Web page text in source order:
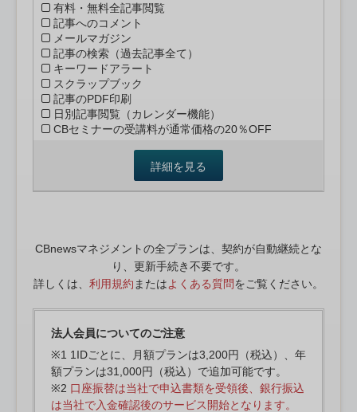
有料・無料全記事閲覧
記事へのコメント
メールマガジン
記事の検索（過去記事全て）
キーワードアラート
スクラップブック
記事のPDF印刷
日別記事閲覧（カレンダー機能）
CBセミナーの受講料が通常価格の20％OFF
詳細を見る
CBnewsマネジメントの全プランは、契約が自動継続とな
り、更新手続き不要です。
詳しくは、 利用規約 またはよくある質問をご覧ください。
法人会員についてのご注意
※1 1IDごとに、月額プランは3,200円（税込）、年
額プランは31,000円（税込）で追加可能です。
※2 口座振替は当社で申込書類を受領後、銀行振込
は当社で入金確認後のサービス開始となります。